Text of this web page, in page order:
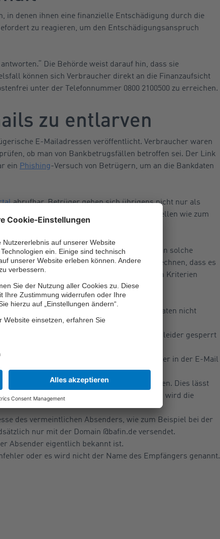
in denen ihnen eine finanzielle Entschädigung durch die
zu reagieren, um den Entschädigungsanspruch
Die Behörde weist darauf hin, dass sie
können sich Verbraucher direkt an die Finanzaufsicht
unter der Telefonnummer 0800 2100500 zu erreichen.
zu entlarven
E-Mailadressen veröffentlicht. Verbraucher waren
ob man von Bankbetrugsfällen betroffen sei. Der Link
ein Phishing-Versuch von Betrügern, um an die Bankdaten
abrufbar. Betrüger geben sich übrigens nicht nur als
anderer Behörden und seriöser Stellen wie zum
(DRV) oder sogar der Polizei.
verdeutlicht in seinem Webauftritt, wie man solche
erkennt. Laut BSI muss man damit rechnen, dass es
wenn sie mindestens eines der folgenden Kriterien
auf, wie zum Beispiel „Wenn Sie Ihre Daten nicht
Ihrer Angaben, wird ihr Konto leider gesperrt
Bankzugang oder eine Kreditkartennummer in der E-Mail
nicht dem vermeintlichen Absender gehören. Dies lässt
fährt, ohne diesen anzuklicken, denn dann wird die
des vermeintlichen Absenders, wie zum Beispiel bei der
nur mit der Domain @bafin.de versendet.
Absender eigentlich bekannt ist.
oder es wird nicht der Name des Empfängers genannt.